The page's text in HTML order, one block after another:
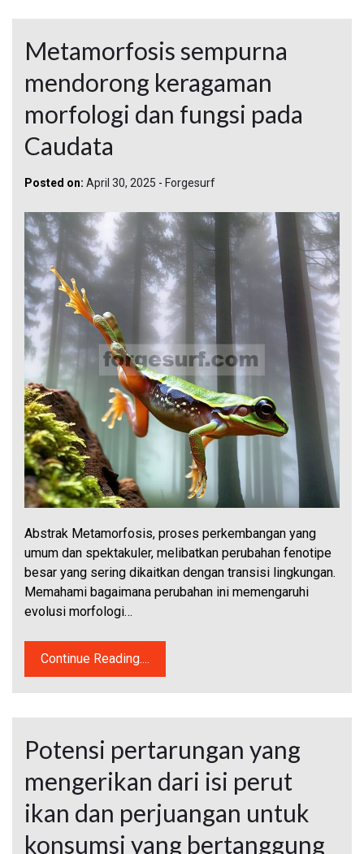
Metamorfosis sempurna
mendorong keragaman
morfologi dan fungsi pada
Caudata
Posted on: April 30, 2025 - Forgesurf
Abstrak Metamorfosis, proses perkembangan yang
umum dan spektakuler, melibatkan perubahan fenotipe
besar yang sering dikaitkan dengan transisi lingkungan.
Memahami bagaimana perubahan ini memengaruhi
evolusi morfologi…
Continue Reading....
Potensi pertarungan yang
mengerikan dari isi perut
ikan dan perjuangan untuk
konsumsi yang bertanggung